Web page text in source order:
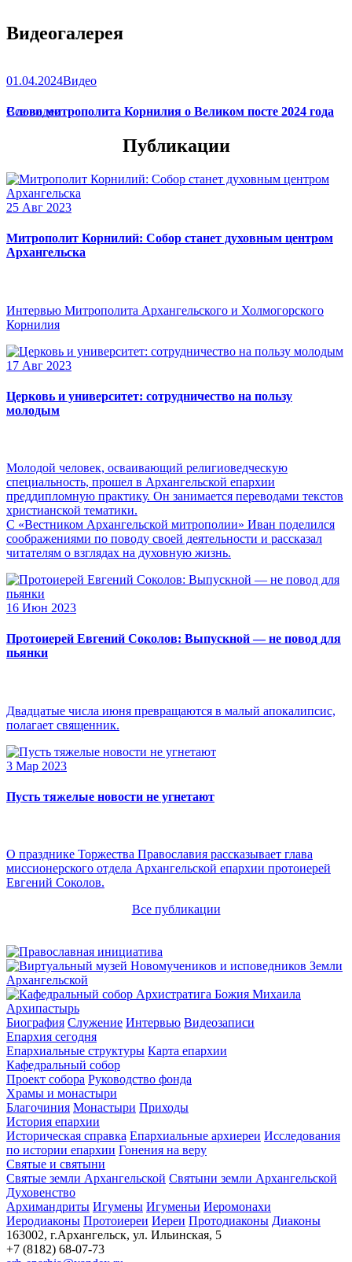
Видеогалерея
01.04.2024Видео
Слово митрополита Корнилия о Великом посте 2024 года
Все видео
Публикации
25 Авг 2023
Митрополит Корнилий: Собор станет духовным центром
Архангельска
Интервью Митрополита Архангельского и Холмогорского
Корнилия
17 Авг 2023
Церковь и университет: сотрудничество на пользу
молодым
Молодой человек, осваивающий религиоведческую
специальность, прошел в Архангельской епархии
преддипломную практику. Он занимается переводами текстов
христианской тематики.
С «Вестником Архангельской митрополии» Иван поделился
соображениями по поводу своей деятельности и рассказал
читателям о взглядах на духовную жизнь.
16 Июн 2023
Протоиерей Евгений Соколов: Выпускной — не повод для
пьянки
Двадцатые числа июня превращаются в малый апокалипсис,
полагает священник.
3 Мар 2023
Пусть тяжелые новости не угнетают
О празднике Торжества Православия рассказывает глава
миссионерского отдела Архангельской епархии протоиерей
Евгений Соколов.
Все публикации
Архипастырь
Биография Служение Интервью Видеозаписи
Епархия сегодня
Епархиальные структуры Карта епархии
Кафедральный собор
Проект собора Руководство фонда
Храмы и монастыри
Благочиния Монастыри Приходы
История епархии
Историческая справка Епархиальные архиереи Исследования
по истории епархии Гонения на веру
Святые и святыни
Святые земли Архангельской Святыни земли Архангельской
Духовенство
Архимандриты Игумены Игуменьи Иеромонахи
Иеродиаконы Протоиереи Иереи Протодиаконы Диаконы
163002, г.Архангельск, ул. Ильинская, 5
+7 (8182) 68-07-73